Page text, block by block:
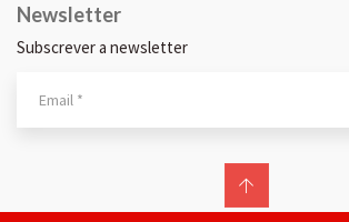
Newsletter
Subscrever a newsletter